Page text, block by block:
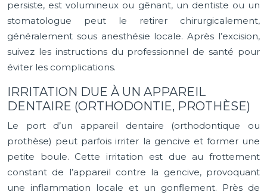
persiste, est volumineux ou gênant, un dentiste ou un
stomatologue peut le retirer chirurgicalement,
généralement sous anesthésie locale. Après l’excision,
suivez les instructions du professionnel de santé pour
éviter les complications.
IRRITATION DUE À UN APPAREIL
DENTAIRE (ORTHODONTIE, PROTHÈSE)
Le port d’un appareil dentaire (orthodontique ou
prothèse) peut parfois irriter la gencive et former une
petite boule. Cette irritation est due au frottement
constant de l’appareil contre la gencive, provoquant
une inflammation locale et un gonflement. Près de